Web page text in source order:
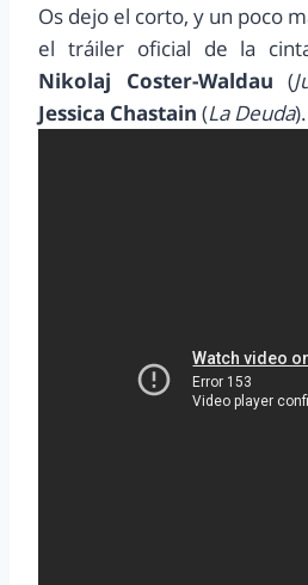
Os dejo el corto, y un poco
el tráiler oficial de la
Nikolaj Coster-Waldau (
Jessica Chastain (La Deuda).